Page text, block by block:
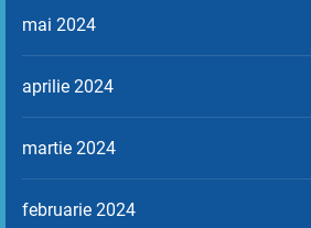
mai 2024
aprilie 2024
martie 2024
februarie 2024